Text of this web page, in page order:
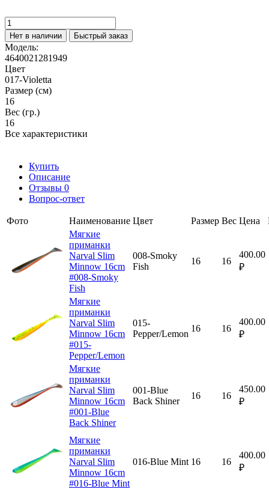
Нет в наличии Быстрый заказ
Модель:
4640021281949
Цвет
017-Violetta
Размер (см)
16
Вес (гр.)
16
Все характеристики
Купить
Описание
Отзывы 0
Вопрос-ответ
Фото Наименование Цвет Размер Вес Цена
Мягкие
приманки
Narval Slim
Minnow 16cm
#008-Smoky
Fish
008-Smoky
Fish
16 16
400.00
₽
Мягкие
приманки
Narval Slim
Minnow 16cm
#015-
Pepper/Lemon
015-
Pepper/Lemon
16 16
400.00
₽
Мягкие
приманки
Narval Slim
Minnow 16cm
#001-Blue
Back Shiner
001-Blue
Back Shiner
16 16
450.00
₽
Мягкие
приманки
Narval Slim
Minnow 16cm
#016-Blue Mint
016-Blue Mint 16 16
400.00
₽